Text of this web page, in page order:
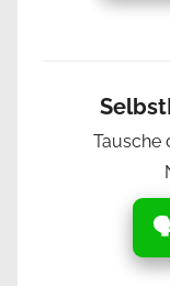
Tausche